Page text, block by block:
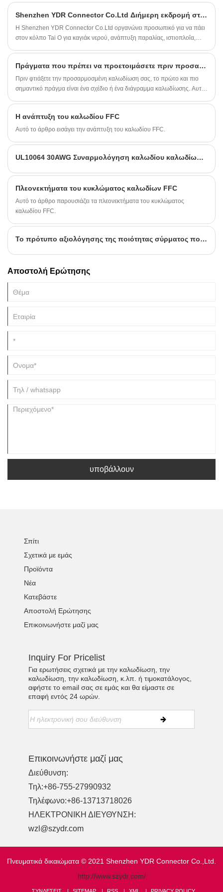
Shenzhen YDR Connector Co.Ltd Διήμερη εκδρομή στον κόλπο Tai O
Η Shenzhen YDR Connector Co.Ltd οργανώνει προσωπικό για να πάει
στον κόλπο Tai O για καγιάκ νερού, ανάπτυξη παραλίας, ιστιοπλοΐα,
Πράγματα που πρέπει να προετοιμάσετε πριν προσαρμόσετε την Πλεξούδα καλωδίωσης
Πριν φτιάξετε την προσαρμοσμένη καλωδίωση σας, το πρώτο και πιο
σημαντικό πράγμα είναι ένα σχέδιο ή ένα διάγραμμα καλωδίωσης. Αυτό
Η ανάπτυξη του καλωδίου FFC
Αυτό το άρθρο εισάγει την ανάπτυξη του καλωδίου FFC.
UL10064 30AWG Συναρμολόγηση καλωδίου καλωδίωσης JST 08SR-3S 1.0 Pitch 8 Pin Connector
Πλεονεκτήματα του κυκλώματος καλωδίων FFC
Αυτό το άρθρο παρουσιάζει τα πλεονεκτήματα του κυκλώματος
καλωδίου FFC.
Το πρότυπο αξιολόγησης της ποιότητας σύρματος πολυαιθυλενίου της ηλεκτρονικής πλεξούδας καλωδίων επεξηγείται λεπτομερώς
Αποστολή Ερώτησης
υποβάλλουν
Σπίτι
Σχετικά με εμάς
Προϊόντα
Νέα
Κατεβάστε
Αποστολή Ερώτησης
Επικοινωνήστε μαζί μας
Inquiry For Pricelist
Για ερωτήσεις σχετικά με την καλωδίωση, την
καλωδίωση, την καλωδίωση, κ.λπ. ή τιμοκατάλογος,
αφήστε το email σας σε εμάς και θα είμαστε σε
επαφή εντός 24 ωρών.
Επικοινωνήστε μαζί μας
Διεύθυνση:
Τηλ:+86-755-27990932
Τηλέφωνο:+86-13713718026
ΗΛΕΚΤΡΟΝΙΚΗ ΔΙΕΥΘΥΝΣΗ:
wzl@szydr.com
Πνευματικά δικαιώματα © 2021 Shenzhen YDR Connector Co.,Ltd.
http://www.szydr.com/